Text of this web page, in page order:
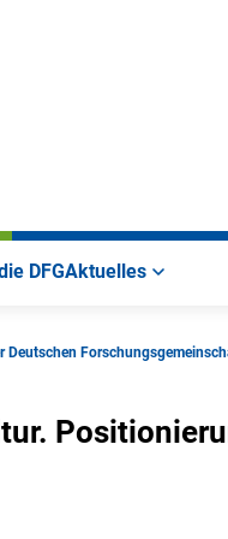
DFGAktuelles
Deutschen